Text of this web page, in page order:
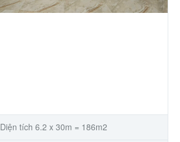
Diện tích 6.2 x 30m = 186m2